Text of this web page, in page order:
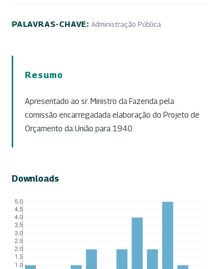
PALAVRAS-CHAVE: Administração Pública
Resumo
Apresentado ao sr. Ministro da Fazenda pela
comissão encarregadada elaboração do Projeto de
Orçamento da União para 1940.
Downloads